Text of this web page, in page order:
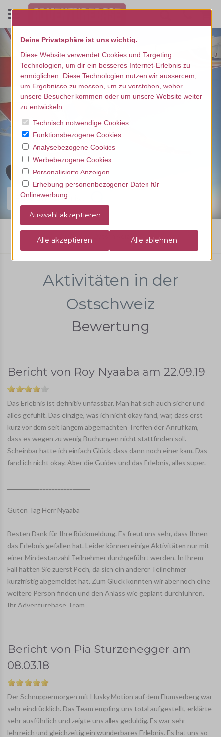
Finde dein Erlebnis...
Aktivitäten in der
Ostschweiz
Bewertung
Bericht von Roy Nyaaba am 22.09.19
Das Erlebnis ist definitiv unfassbar. Man hat sich auch sicher und
alles gefühlt. Das einzige, was ich nicht okay fand, war, dass erst
kurz vor dem seit langem abgemachten Treffen der Anruf kam,
dass es wegen zu wenig Buchungen nicht stattfinden soll.
Scheinbar hatte ich einfach Glück, dass dann noch einer kam. Das
fand ich nicht okay. Aber die Guides und das Erlebnis, alles super.
Guten Tag Herr Nyaaba
Besten Dank für Ihre Rückmeldung. Es freut uns sehr, dass Ihnen
das Erlebnis gefallen hat. Leider können einige Aktivitäten nur mit
einer Mindestanzahl Teilnehmer durchgeführt werden. In Ihrem
Fall hatten Sie zuerst Pech, da sich ein anderer Teilnehmer
kurzfristig abgemeldet hat. Zum Glück konnten wir aber noch eine
weitere Person finden und den Anlass wie geplant durchführen.
Ihr Adventurebase Team
Bericht von Pia Sturzenegger am
08.03.18
Der Schnuppermorgen mit Husky Motion auf dem Flumserberg war
sehr eindrücklich. Das Team empfing uns total aufgestellt, erklärte
sehr ausführlich und zeigte uns alles geduldig. Es war sehr
lehrreich und gleichzeitig ein wunderbares Erlebnis. Es hat uns so
Deine Privatsphäre ist uns wichtig.
Diese Website verwendet Cookies und Targeting
Technologien, um dir ein besseres Internet-Erlebnis zu
ermöglichen. Diese Technologien nutzen wir ausserdem,
um Ergebnisse zu messen, um zu verstehen, woher
unsere Besucher kommen oder um unsere Website weiter
zu entwickeln.
Technisch notwendige Cookies
Funktionsbezogene Cookies
Analysebezogene Cookies
Werbebezogene Cookies
Personalisierte Anzeigen
Erhebung personenbezogener Daten für
Onlinewerbung